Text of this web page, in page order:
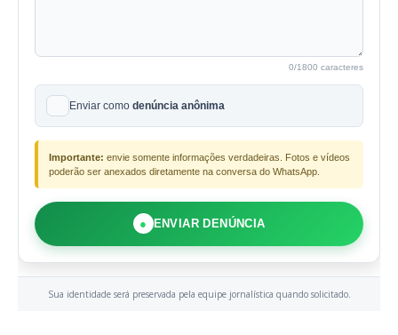
0/1800 caracteres
Enviar como denúncia anônima
Importante: envie somente informações verdadeiras. Fotos e vídeos
poderão ser anexados diretamente na conversa do WhatsApp.
● ENVIAR DENÚNCIA
Sua identidade será preservada pela equipe jornalística quando solicitado.